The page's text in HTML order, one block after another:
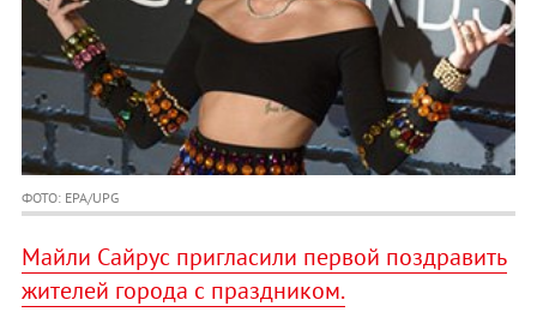
ФОТО: EPA/UPG
Майли Сайрус пригласили первой поздравить
жителей города с праздником.